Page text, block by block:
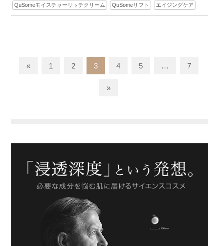
QuSomeモイスチャーリッチクリーム QuSomeリフト エイジングケア
« 1 2 3 4 5 … 7
»